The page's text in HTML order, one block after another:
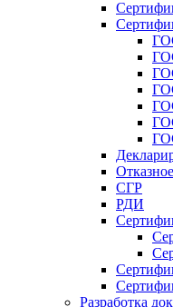
СГР
РДИ
Разработка